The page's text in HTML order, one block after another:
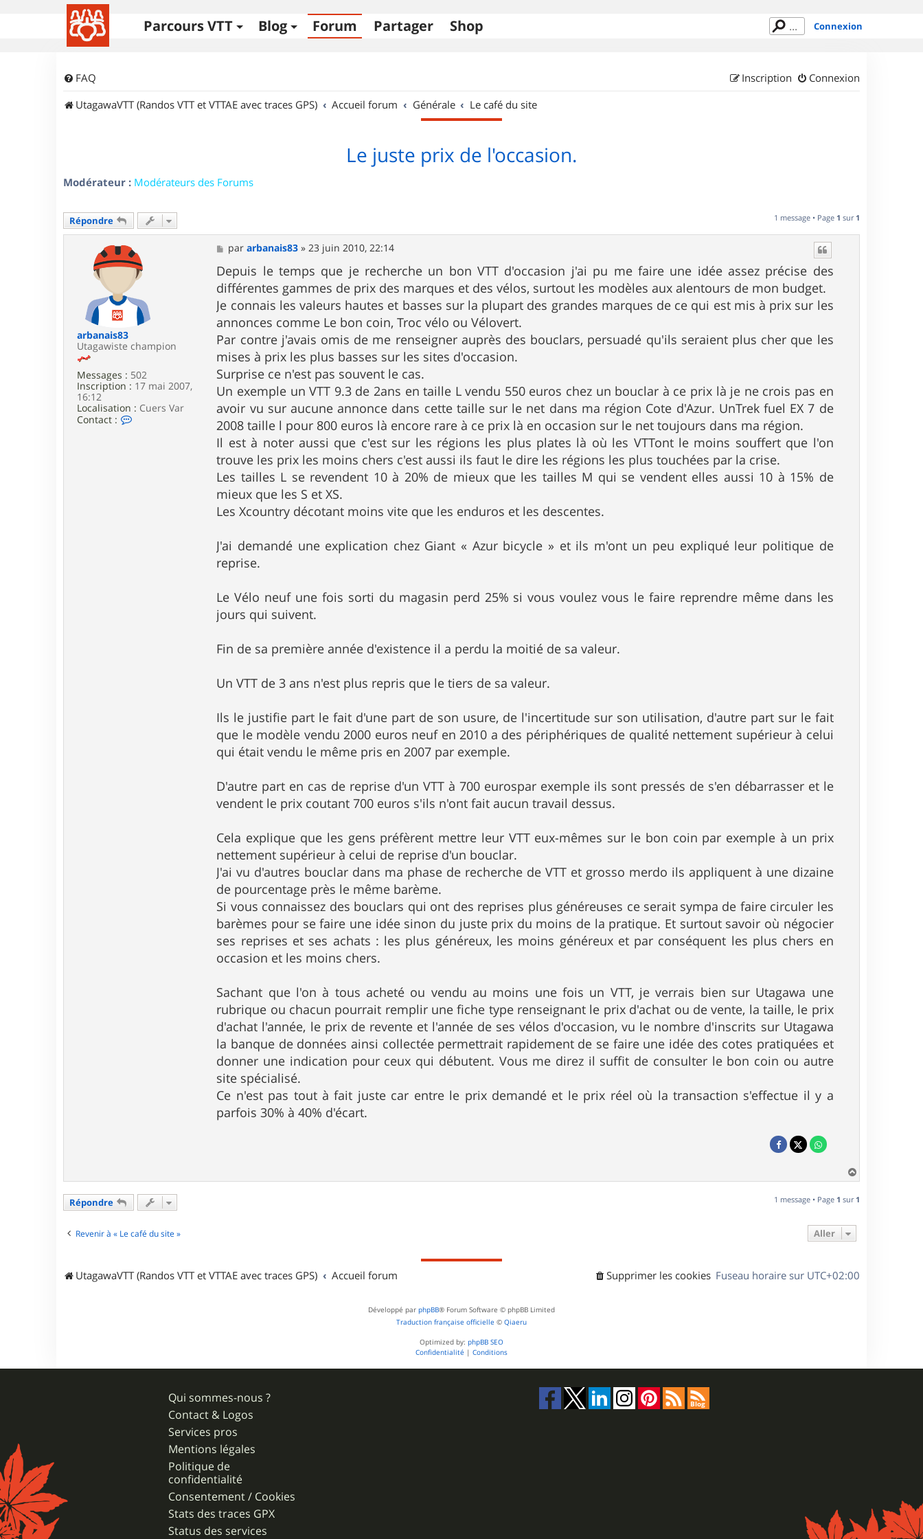
Parcours VTT Blog Forum Partager Shop Connexion
FAQ Connexion
Inscription
UtagawaVTT (Randos VTT et VTTAE avec traces GPS)
Accueil forum Générale Le café du site
Le juste prix de l'occasion.
Modérateur : Modérateurs des Forums
Répondre 1 message • Page 1 sur 1
arbanais83
Utagawiste champion
Messages : 502
Inscription : 17 mai 2007,
16:12
Localisation : Cuers Var
Contact :
M
e
s
s
a
g
e
pararbanais83 »23 juin 2010, 22:14
Depuis le temps que je recherche un bon VTT d'occasion j'ai pu me faire une idée assez précise des
différentes gammes de prix des marques et des vélos, surtout les modèles aux alentours de mon budget.
Je connais les valeurs hautes et basses sur la plupart des grandes marques de ce qui est mis à prix sur les
annonces comme Le bon coin, Troc vélo ou Vélovert.
Par contre j'avais omis de me renseigner auprès des bouclars, persuadé qu'ils seraient plus cher que les
mises à prix les plus basses sur les sites d'occasion.
Surprise ce n'est pas souvent le cas.
Un exemple un VTT 9.3 de 2ans en taille L vendu 550 euros chez un bouclar à ce prix là je ne crois pas en
avoir vu sur aucune annonce dans cette taille sur le net dans ma région Cote d'Azur. UnTrek fuel EX 7 de
2008 taille l pour 800 euros là encore rare à ce prix là en occasion sur le net toujours dans ma région.
Il est à noter aussi que c'est sur les régions les plus plates là où les VTTont le moins souffert que l'on
trouve les prix les moins chers c'est aussi ils faut le dire les régions les plus touchées par la crise.
Les tailles L se revendent 10 à 20% de mieux que les tailles M qui se vendent elles aussi 10 à 15% de
mieux que les S et XS.
Les Xcountry décotant moins vite que les enduros et les descentes.
J'ai demandé une explication chez Giant « Azur bicycle » et ils m'ont un peu expliqué leur politique de
reprise.
Le Vélo neuf une fois sorti du magasin perd 25% si vous voulez vous le faire reprendre même dans les
jours qui suivent.
Fin de sa première année d'existence il a perdu la moitié de sa valeur.
Un VTT de 3 ans n'est plus repris que le tiers de sa valeur.
Ils le justifie part le fait d'une part de son usure, de l'incertitude sur son utilisation, d'autre part sur le fait
que le modèle vendu 2000 euros neuf en 2010 a des périphériques de qualité nettement supérieur à celui
qui était vendu le même pris en 2007 par exemple.
D'autre part en cas de reprise d'un VTT à 700 eurospar exemple ils sont pressés de s'en débarrasser et le
vendent le prix coutant 700 euros s'ils n'ont fait aucun travail dessus.
Cela explique que les gens préfèrent mettre leur VTT eux-mêmes sur le bon coin par exemple à un prix
nettement supérieur à celui de reprise d'un bouclar.
J'ai vu d'autres bouclar dans ma phase de recherche de VTT et grosso merdo ils appliquent à une dizaine
de pourcentage près le même barème.
Si vous connaissez des bouclars qui ont des reprises plus généreuses ce serait sympa de faire circuler les
barèmes pour se faire une idée sinon du juste prix du moins de la pratique. Et surtout savoir où négocier
ses reprises et ses achats : les plus généreux, les moins généreux et par conséquent les plus chers en
occasion et les moins chers.
Sachant que l'on à tous acheté ou vendu au moins une fois un VTT, je verrais bien sur Utagawa une
rubrique ou chacun pourrait remplir une fiche type renseignant le prix d'achat ou de vente, la taille, le prix
d'achat l'année, le prix de revente et l'année de ses vélos d'occasion, vu le nombre d'inscrits sur Utagawa
la banque de données ainsi collectée permettrait rapidement de se faire une idée des cotes pratiquées et
donner une indication pour ceux qui débutent. Vous me direz il suffit de consulter le bon coin ou autre
site spécialisé.
Ce n'est pas tout à fait juste car entre le prix demandé et le prix réel où la transaction s'effectue il y a
parfois 30% à 40% d'écart.
a
t
Répondre 1 message • Page 1 sur 1
Revenir à « Le café du site » Aller
UtagawaVTT (Randos VTT et VTTAE avec traces GPS) Accueil forum Fuseau horaire sur UTC+02:00
Supprimer les cookies
Développé par phpBB® Forum Software © phpBB Limited
Traduction française officielle © Qiaeru
Optimized by: phpBB SEO
Confidentialité | Conditions
Qui sommes-nous ?
Contact & Logos
Services pros
Mentions légales
Politique de
confidentialité
Consentement / Cookies
Stats des traces GPX
Status des services